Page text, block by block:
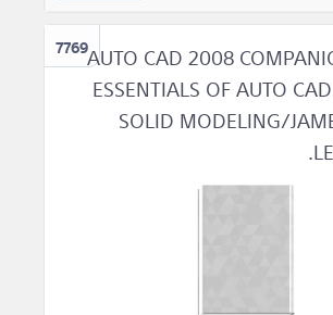
7769AUTO CAD 2008
ESSENTIALS OF AUTO
SOLID MODELING/